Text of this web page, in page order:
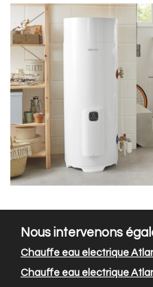
Nous intervenons
Chauffe eau electrique
Chauffe eau electrique